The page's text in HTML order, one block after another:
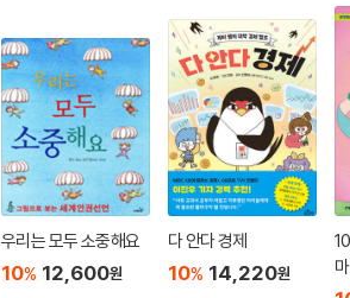
우리는 모두 소중해요
10% 12,600원
다 안다 경제
10% 14,220원